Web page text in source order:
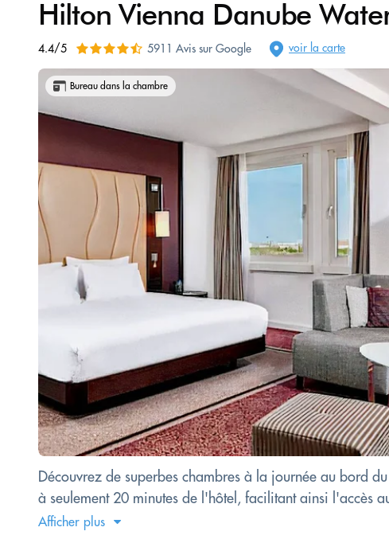
Hilton Vienna Danube
4.4/5 5911 Avis sur Google voir la carte
Bureau dans la chambre
Découvrez de superbes chambres à la journée au bord
à seulement 20 minutes de l'hôtel, facilitant ainsi l'accès
Afficher plus